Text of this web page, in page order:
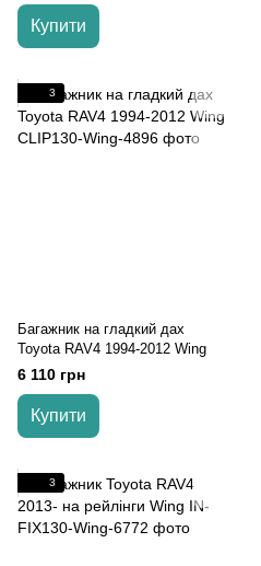
Купити
3
Багажник на гладкий дах
Toyota RAV4 1994-2012 Wing
6 110 грн
Купити
3